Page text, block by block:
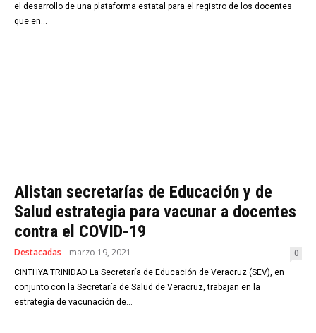
el desarrollo de una plataforma estatal para el registro de los docentes
que en...
Alistan secretarías de Educación y de
Salud estrategia para vacunar a docentes
contra el COVID-19
Destacadas marzo 19, 2021 0
CINTHYA TRINIDAD La Secretaría de Educación de Veracruz (SEV), en
conjunto con la Secretaría de Salud de Veracruz, trabajan en la
estrategia de vacunación de...